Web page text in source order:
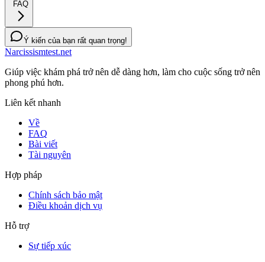
FAQ
Ý kiến của bạn rất quan trọng!
Narcissismtest.net
Giúp việc khám phá trở nên dễ dàng hơn, làm cho cuộc sống trở nên
phong phú hơn.
Liên kết nhanh
Về
FAQ
Bài viết
Tài nguyên
Hợp pháp
Chính sách bảo mật
Điều khoản dịch vụ
Hỗ trợ
Sự tiếp xúc